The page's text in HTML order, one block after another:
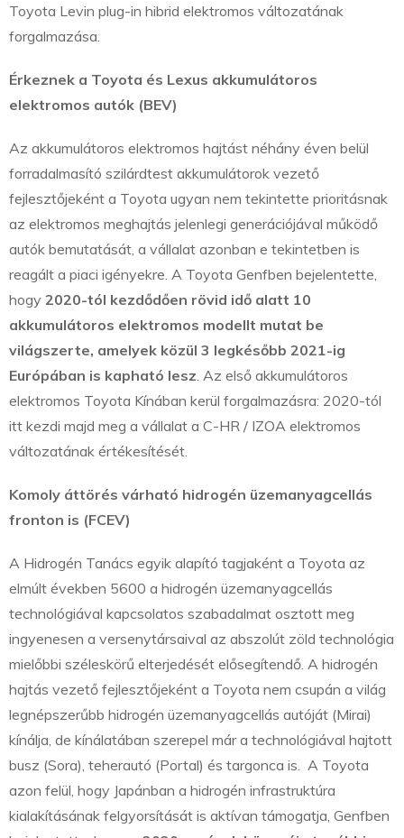
Toyota Levin plug-in hibrid elektromos változatának
forgalmazása.
Érkeznek a Toyota és Lexus akkumulátoros
elektromos autók (BEV)
Az akkumulátoros elektromos hajtást néhány éven belül
forradalmasító szilárdtest akkumulátorok vezető
fejlesztőjeként a Toyota ugyan nem tekintette prioritásnak
az elektromos meghajtás jelenlegi generációjával működő
autók bemutatását, a vállalat azonban e tekintetben is
reagált a piaci igényekre. A Toyota Genfben bejelentette,
hogy 2020-tól kezdődően rövid idő alatt 10
akkumulátoros elektromos modellt mutat be
világszerte, amelyek közül 3 legkésőbb 2021-ig
Európában is kapható lesz. Az első akkumulátoros
elektromos Toyota Kínában kerül forgalmazásra: 2020-tól
itt kezdi majd meg a vállalat a C-HR / IZOA elektromos
változatának értékesítését.
Komoly áttörés várható hidrogén üzemanyagcellás
fronton is (FCEV)
A Hidrogén Tanács egyik alapító tagjaként a Toyota az
elmúlt években 5600 a hidrogén üzemanyagcellás
technológiával kapcsolatos szabadalmat osztott meg
ingyenesen a versenytársaival az abszolút zöld technológia
mielőbbi széleskörű elterjedését elősegítendő. A hidrogén
hajtás vezető fejlesztőjeként a Toyota nem csupán a világ
legnépszerűbb hidrogén üzemanyagcellás autóját (Mirai)
kínálja, de kínálatában szerepel már a technológiával hajtott
busz (Sora), teherautó (Portal) és targonca is. A Toyota
azon felül, hogy Japánban a hidrogén infrastruktúra
kialakításának felgyorsítását is aktívan támogatja, Genfben